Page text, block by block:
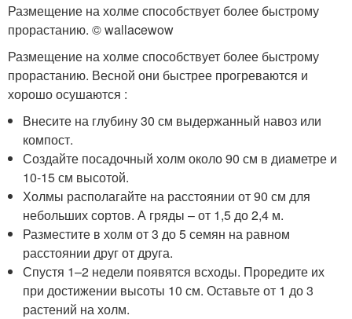
Размещение на холме способствует более быстрому
прорастанию. © wallacewow
Размещение на холме способствует более быстрому
прорастанию. Весной они быстрее прогреваются и
хорошо осушаются :
Внесите на глубину 30 см выдержанный навоз или
компост.
Создайте посадочный холм около 90 см в диаметре и
10-15 см высотой.
Холмы располагайте на расстоянии от 90 см для
небольших сортов. А гряды – от 1,5 до 2,4 м.
Разместите в холм от 3 до 5 семян на равном
расстоянии друг от друга.
Спустя 1–2 недели появятся всходы. Проредите их
при достижении высоты 10 см. Оставьте от 1 до 3
растений на холм.